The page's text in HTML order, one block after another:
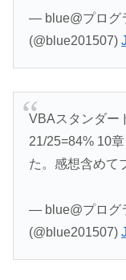
— blue@プログ
(@blue201507)
VBAスタンダ
21/25=84% 10
た。感想含めて
— blue@プログ
(@blue201507)